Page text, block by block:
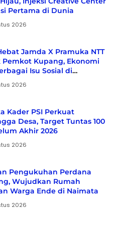
Pertama di Dunia
2026
Jamda X Pramuka NTT
Pemkot Kupang, Ekonomi
Isu Sosial di
2026
Kader PSI Perkuat
Desa, Target Tuntas 100
Akhir 2026
2026
Pengukuhan Perdana
Wujudkan Rumah
Warga Ende di Naimata
2026